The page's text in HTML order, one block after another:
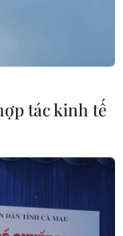
tác kinh tế